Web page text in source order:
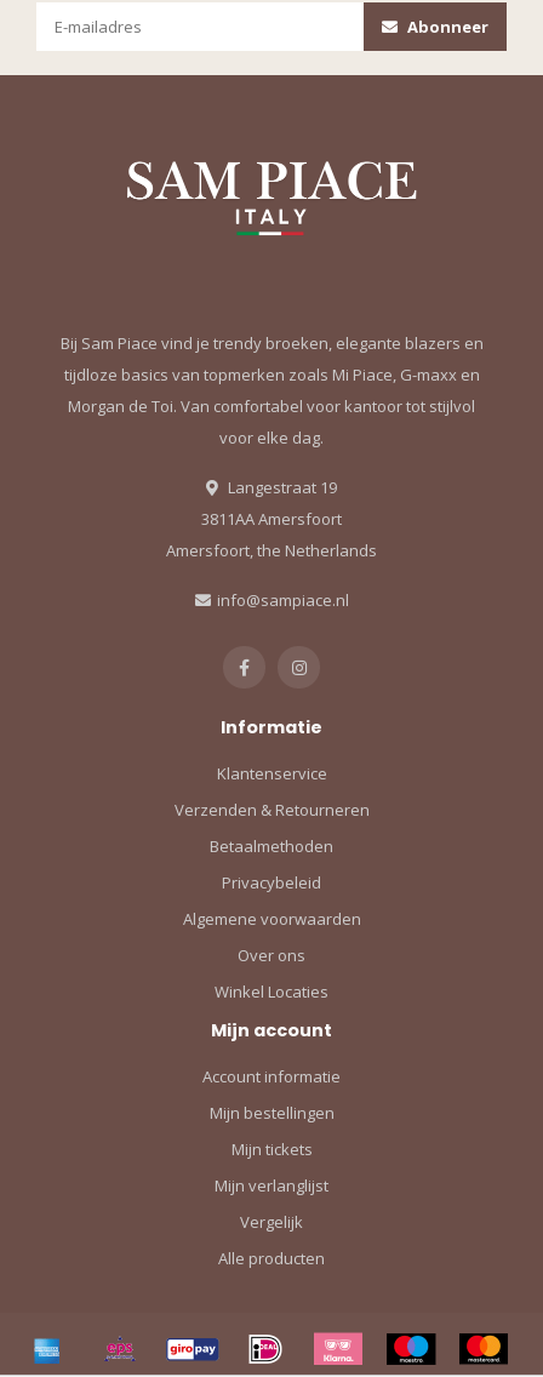
Abonneer
Bij Sam Piace vind je trendy broeken, elegante blazers en
tijdloze basics van topmerken zoals Mi Piace, G-maxx en
Morgan de Toi. Van comfortabel voor kantoor tot stijlvol
voor elke dag.
Langestraat 19
3811AA Amersfoort
Amersfoort, the Netherlands
info@sampiace.nl
Informatie
Klantenservice
Verzenden & Retourneren
Betaalmethoden
Privacybeleid
Algemene voorwaarden
Over ons
Winkel Locaties
Mijn account
Account informatie
Mijn bestellingen
Mijn tickets
Mijn verlanglijst
Vergelijk
Alle producten